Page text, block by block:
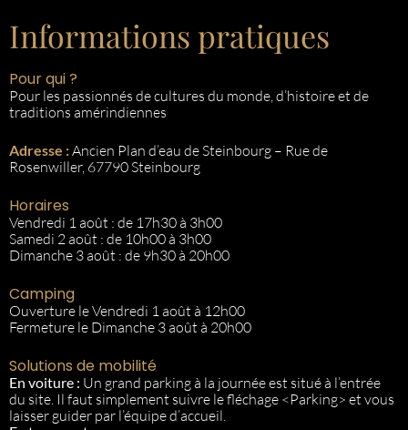
Informations pratiques
Pour qui ?
Pour les passionnés de cultures du monde, d’histoire et de
traditions amérindiennes
Adresse :Ancien Plan d’eau de Steinbourg – Rue de
Rosenwiller, 67790 Steinbourg
Horaires
Vendredi 1 août : de 17h30 à 3h00
Samedi 2 août : de 10h00 à 3h00
Dimanche 3 août : de 9h30 à 20h00
Camping
Ouverture le Vendredi 1 août à 12h00
Fermeture le Dimanche 3 août à 20h00
Solutions de mobilité
En voiture : Un grand parking à la journée est situé à l’entrée
du site. Il faut simplement suivre le fléchage <Parking> et vous
laisser guider par l’équipe d’accueil.